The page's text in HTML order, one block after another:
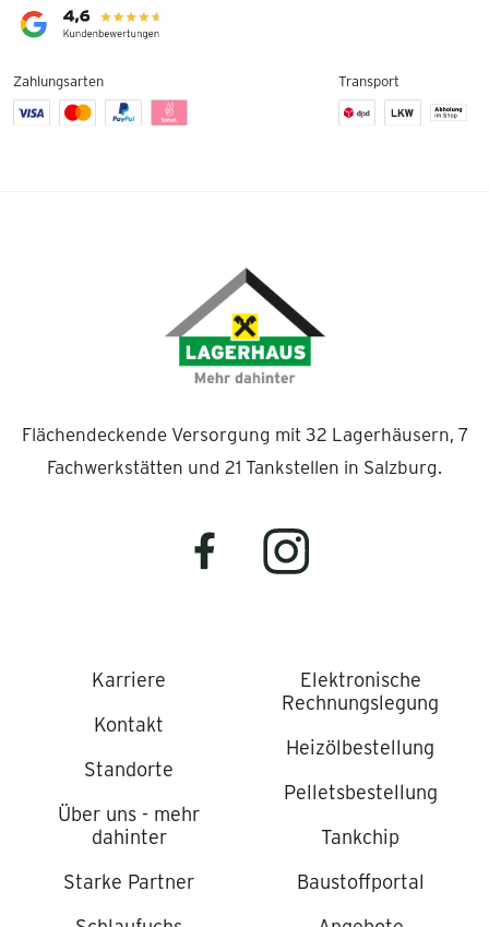
Zahlungsarten Transport
Flächendeckende Versorgung mit 32 Lagerhäusern, 7
Fachwerkstätten und 21 Tankstellen in Salzburg.
Karriere
Kontakt
Standorte
Über uns - mehr
dahinter
Starke Partner
Elektronische
Rechnungslegung
Heizölbestellung
Pelletsbestellung
Tankchip
Baustoffportal